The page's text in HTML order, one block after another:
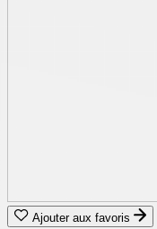
Ajouter aux favoris